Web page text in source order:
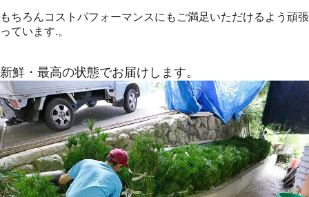
もちろんコストパフォーマンスにもご満足いただけるよう頑張
っています.。
新鮮・最高の状態でお届けします。